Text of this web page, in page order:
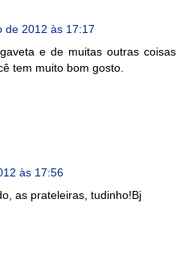
de 2012 às 17:17
e de muitas outras coisas
tem muito bom gosto.
às 17:56
as prateleiras, tudinho!Bj